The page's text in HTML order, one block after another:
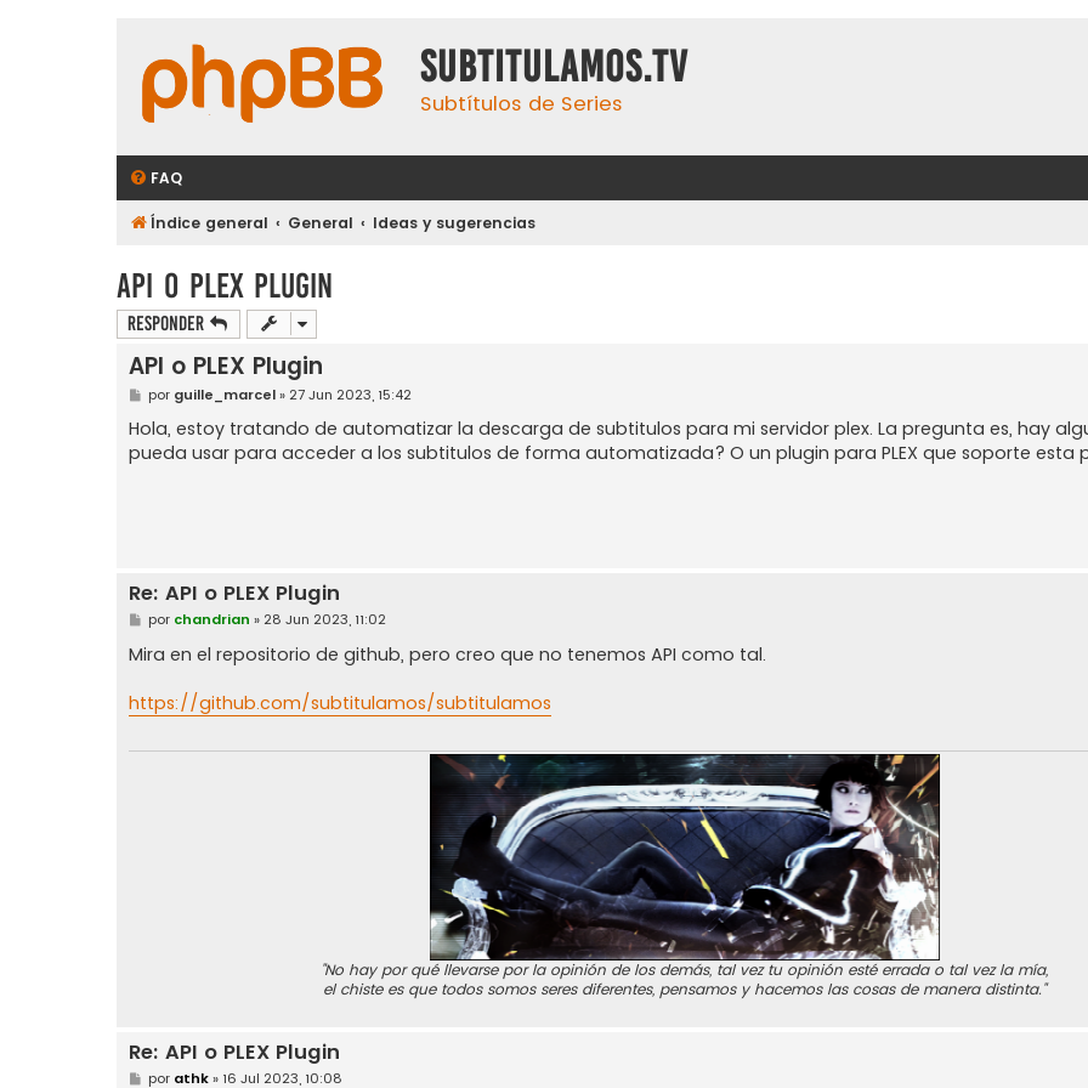
subtitulamos.tv
Subtítulos de Series
FAQ
Índice general General Ideas y sugerencias
API o PLEX Plugin
Responder
API o PLEX Plugin
M
e
n
s
a
por guille_marcel» 27 Jun 2023, 15:42
Hola, estoy tratando de automatizar la descarga de subtitulos para mi servidor plex. La pregunta es, hay
pueda usar para acceder a los subtitulos de forma automatizada? O un plugin para PLEX que soporte esta
Re: API o PLEX Plugin
M
e
n
s
j
e
por chandrian » 28 Jun 2023, 11:02
Mira en el repositorio de github, pero creo que no tenemos API como tal.
https://github.com/subtitulamos/subtitulamos
"No hay por qué llevarse por la opinión de los demás, tal vez tu opinión esté errada o tal vez la mía,
el chiste es que todos somos seres diferentes, pensamos y hacemos las cosas de manera distinta."
Re: API o PLEX Plugin
M
por athk» 16 Jul 2023, 10:08